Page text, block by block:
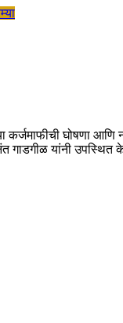
कर्जमाफीची घोषणा आणि
यांनी उपस्थित